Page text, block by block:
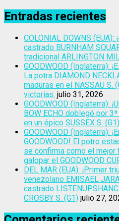
Entradas recientes
COLONIAL DOWNS
castrado BURNHAM
tradicional ARLINGTON
GOODWOOD (Inglaterra):
La potra DIAMOND
maduras en el NASSAU S.
victorias. julio 31, 2026
GOODWOOD (Inglaterra):
BOW ECHO doblegó por
en un épico SUSSEX S. (G1)
GOODWOOD (Inglaterra):
GOODWOOD! El potro
se confirma como el
galopar el GOODWOOD
DEL MAR (EUA): ¡Primer
venezolano EMISAEL
castrado
CROSBY S. (G1) julio 27,